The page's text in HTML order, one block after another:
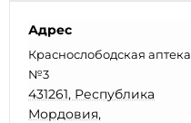
Адрес
Краснослободская аптека
№3
431261, Республика
Мордовия,